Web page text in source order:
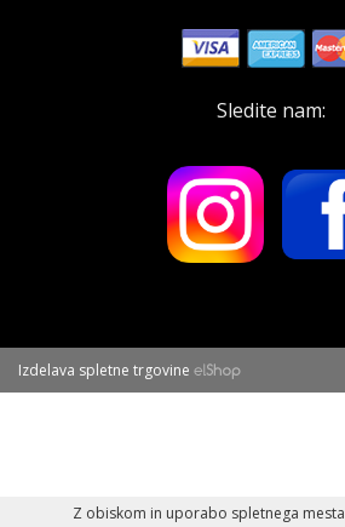
Sledite nam:
Izdelava spletne trgovine
Z obiskom in uporabo spletnega mesta